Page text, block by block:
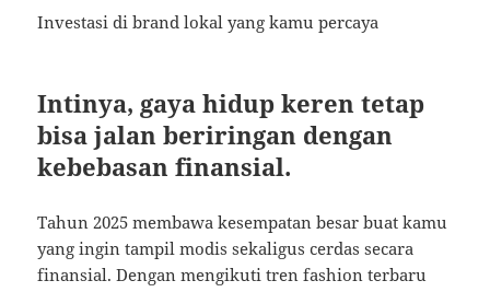
Investasi di brand lokal yang kamu percaya
Intinya, gaya hidup keren tetap
bisa jalan beriringan dengan
kebebasan finansial.
Tahun 2025 membawa kesempatan besar buat kamu
yang ingin tampil modis sekaligus cerdas secara
finansial. Dengan mengikuti tren fashion terbaru